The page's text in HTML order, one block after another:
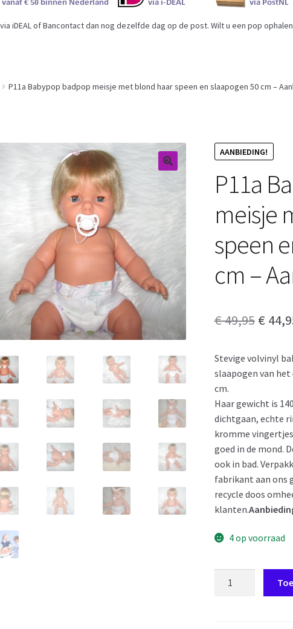
iDEAL of Bancontact dan nog dezelfde dag op de post. Wilt u een pop
P11a Babypop badpop meisje met blond haar speen en slaapogen 50 cm –
AANBIEDING!
P11a
meisje
speen
cm –
€49,95
was:
€
Stevige volvinyl
slaapogen van het
cm.
Haar gewicht is
dichtgaan, echte
kromme
goed in de mond.
ook in bad.
fabrikant aan ons
recycle doos
klanten.
4 op voorraad